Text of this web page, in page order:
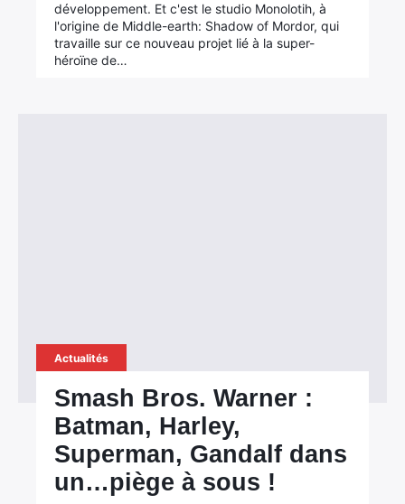
développement. Et c'est le studio Monolotih, à
l'origine de Middle-earth: Shadow of Mordor, qui
travaille sur ce nouveau projet lié à la super-
héroïne de…
Actualités
Smash Bros. Warner :
Batman, Harley,
Superman, Gandalf dans
un…piège à sous !